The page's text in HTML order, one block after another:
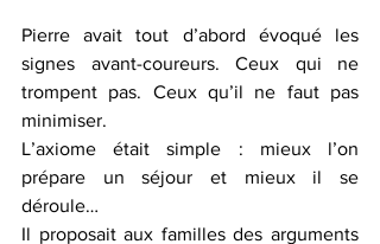
Pierre avait tout d’abord évoqué les
signes avant-coureurs. Ceux qui ne
trompent pas. Ceux qu’il ne faut pas
minimiser.
L’axiome était simple : mieux l’on
prépare un séjour et mieux il se
déroule…
Il proposait aux familles des arguments